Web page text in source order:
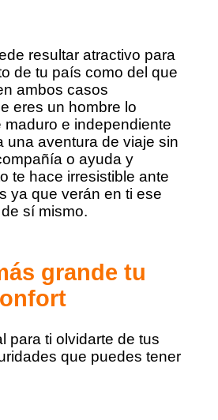
resultar atractivo para
de tu país como del que
ambos casos
eres un hombre lo
maduro e independiente
una aventura de viaje sin
o ayuda y
te hace irresistible ante
ya que verán en ti ese
sí mismo.
grande tu
para ti olvidarte de tus
que puedes tener